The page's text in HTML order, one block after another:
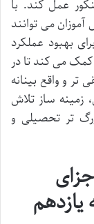
عمل کند. با
می توانند
بهبود عملکرد
کمک می کند تا در
و واقع بینانه
زمینه ساز تلاش
تر تحصیلی و